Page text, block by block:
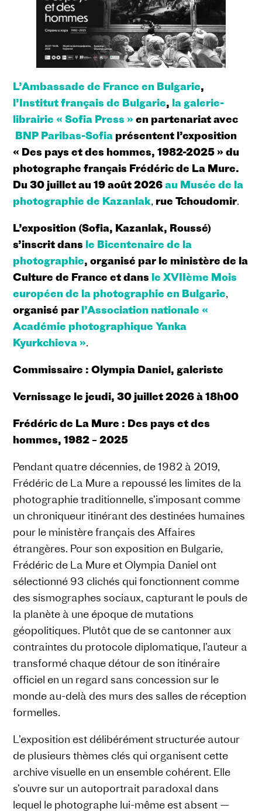
L’Ambassade de France en Bulgarie,
l’Institut français de Bulgarie, la galerie-
librairie « Sofia Press »en partenariat avec
BNP Paribas-Sofia présentent l’exposition
« Des pays et des hommes, 1982-2025 » du
photographe français Frédéric de La Mure.
Du 30 juillet au 19 août 2026au Musée de la
photographie de Kazanlak, rue Tchoudomir.
L’exposition (Sofia, Kazanlak, Roussé)
s’inscrit dans le Bicentenaire de la
photographie, organisé par le ministère de la
Culture de France et dans le XVIIème Mois
européen de la photographie en Bulgarie,
organisé par l’Association nationale «
Académie photographique Yanka
Kyurkchieva ».
Commissaire : Olympia Daniel, galeriste
Vernissage le jeudi, 30 juillet 2026 à 18h00
Frédéric de La Mure : Des pays et des
hommes, 1982 – 2025
Pendant quatre décennies, de 1982 à 2019,
Frédéric de La Mure a repoussé les limites de la
photographie traditionnelle, s’imposant comme
un chroniqueur itinérant des destinées humaines
pour le ministère français des Affaires
étrangères. Pour son exposition en Bulgarie,
Frédéric de La Mure et Olympia Daniel ont
sélectionné 93 clichés qui fonctionnent comme
des sismographes sociaux, capturant le pouls de
la planète à une époque de mutations
géopolitiques. Plutôt que de se cantonner aux
contraintes du protocole diplomatique, l’auteur a
transformé chaque détour de son itinéraire
officiel en un regard sans concession sur le
monde au-delà des murs des salles de réception
formelles.
L’exposition est délibérément structurée autour
de plusieurs thèmes clés qui organisent cette
archive visuelle en un ensemble cohérent. Elle
s’ouvre sur un autoportrait paradoxal dans
lequel le photographe lui-même est absent —